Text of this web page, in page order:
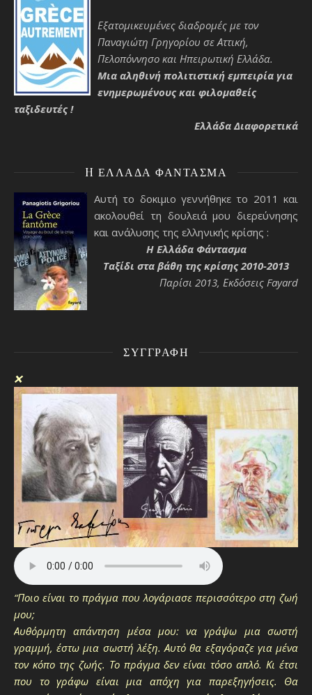
Εξατομικευμένες διαδρομές με τον
Παναγιώτη Γρηγορίου σε Αττική,
Πελοπόννησο και Ηπειρωτική Ελλάδα.
Μια αληθινή πολιτιστική εμπειρία για
ενημερωμένους και φιλομαθείς
ταξιδευτές !
Ελλάδα Διαφορετικά
H ΕΛΛΆΔΑ ΦΆΝΤΑΣΜΑ
Αυτή το δοκιμιο γεννήθηκε το 2011 και
ακολουθεί τη δουλειά μου διερεύνησης
και ανάλυσης της ελληνικής κρίσης :
H Ελλάδα Φάντασμα
Ταξίδι στα βάθη της κρίσης 2010-2013
Παρίσι 2013, Εκδόσεις Fayard
ΣΥΓΓΡΑΦΉ
❌
“Ποιο είναι το πράγμα που λογάριασε περισσότερο στη ζωή
μου;
Αυθόρμητη απάντηση μέσα μου: να γράψω μια σωστή
γραμμή, έστω μια σωστή λέξη. Αυτό θα εξαγόραζε για μένα
τον κόπο της ζωής. Το πράγμα δεν είναι τόσο απλό. Κι έτσι
που το γράφω είναι μια απόχη για παρεξηγήσεις. Θα